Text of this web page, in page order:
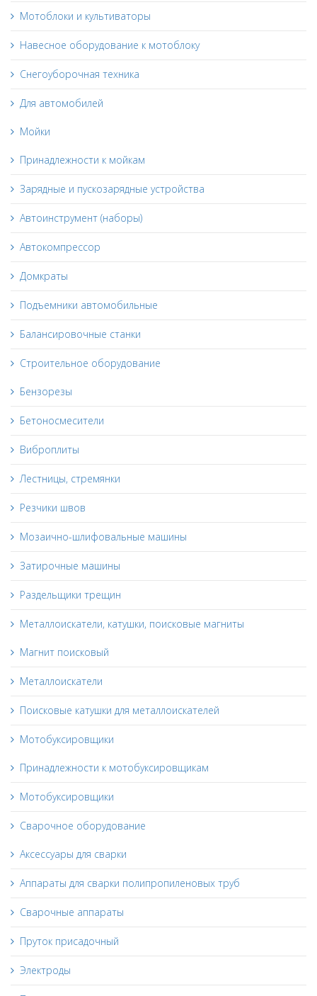
Мотоблоки и культиваторы
Навесное оборудование к мотоблоку
Снегоуборочная техника
Для автомобилей
Мойки
Принадлежности к мойкам
Зарядные и пускозарядные устройства
Автоинструмент (наборы)
Автокомпрессор
Домкраты
Подъемники автомобильные
Балансировочные станки
Строительное оборудование
Бензорезы
Бетоносмесители
Виброплиты
Лестницы, стремянки
Резчики швов
Мозаично-шлифовальные машины
Затирочные машины
Раздельщики трещин
Металлоискатели, катушки, поисковые магниты
Магнит поисковый
Металлоискатели
Поисковые катушки для металлоискателей
Мотобуксировщики
Принадлежности к мотобуксировщикам
Мотобуксировщики
Сварочное оборудование
Аксессуары для сварки
Аппараты для сварки полипропиленовых труб
Сварочные аппараты
Пруток присадочный
Электроды